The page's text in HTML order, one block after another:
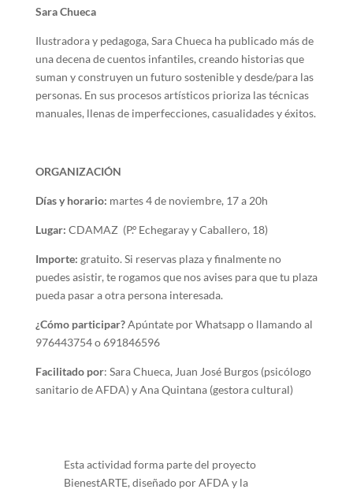
Sara Chueca
Ilustradora y pedagoga, Sara Chueca ha publicado más de
una decena de cuentos infantiles, creando historias que
suman y construyen un futuro sostenible y desde/para las
personas. En sus procesos artísticos prioriza las técnicas
manuales, llenas de imperfecciones, casualidades y éxitos.
ORGANIZACIÓN
Días y horario: martes 4 de noviembre, 17 a 20h
Lugar: CDAMAZ (P.º Echegaray y Caballero, 18)
Importe: gratuito. Si reservas plaza y finalmente no
puedes asistir, te rogamos que nos avises para que tu plaza
pueda pasar a otra persona interesada.
¿Cómo participar?Apúntate por Whatsapp o llamando al
976443754 o 691846596
Facilitado por: Sara Chueca, Juan José Burgos (psicólogo
sanitario de AFDA) y Ana Quintana (gestora cultural)
Esta actividad forma parte del proyecto
BienestARTE, diseñado por AFDA y la